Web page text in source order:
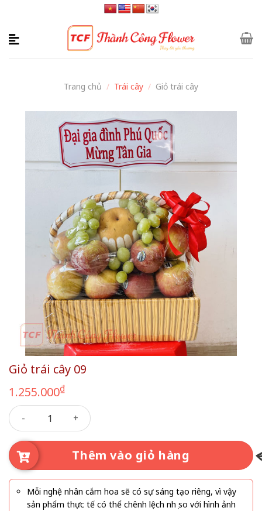
content
Trang chủ / Trái cây / Giỏ trái cây
Giỏ trái cây 09
1.255.000₫
Giỏ trái cây 09 số lượng
Thêm vào giỏ hàng
Mỗi nghệ nhân cắm hoa sẽ có sự sáng tạo riêng, vì vậy
sản phẩm thực tế có thể chênh lệch nhẹ so với hình ảnh